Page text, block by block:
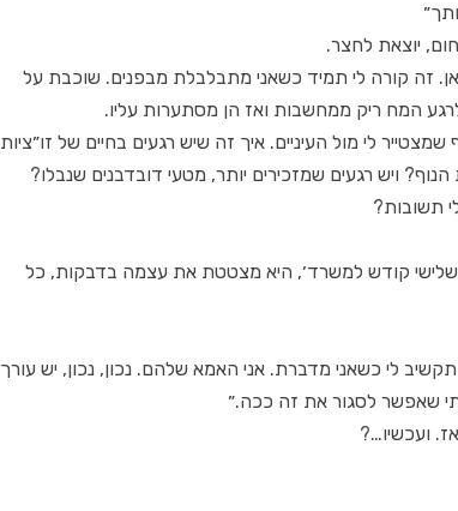
יוצאת לחצר.
זה קורה לי תמיד כשאני מתבלבלת מבפנים. שוכבת על
המח ריק ממחשבות ואז הן מסתערות עליו.
לי מול העיניים. איך זה שיש רגעים בחיים של זו״ציות
ויש רגעים שמזכירים יותר, מטעי דובדבנים שנבלו?
תשובות?
׳שלישי קודש למשרד׳, היא מצטטת את עצמה בדבקות, כל
לי כשאני מדברת. אני האמא שלהם. נכון, נכון, יש עורך
שאפשר לסגור את זה ככה.״
ועכשיו…?